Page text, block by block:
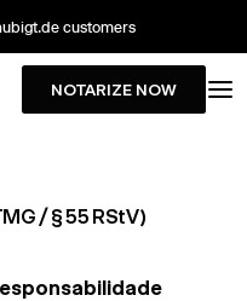
customers
NOTARIZE NOW
/ § 55 RStV)